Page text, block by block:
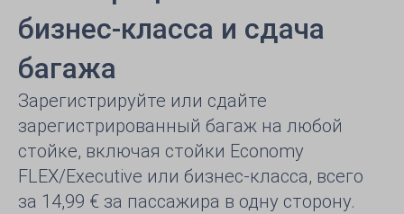
бизнес-класса и сдача
багажа
Зарегистрируйте или сдайте
зарегистрированный багаж на любой
стойке, включая стойки Economy
FLEX/Executive или бизнес-класса, всего
за 14,99 € за пассажира в одну сторону.